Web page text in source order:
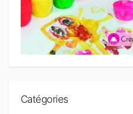
Catégories